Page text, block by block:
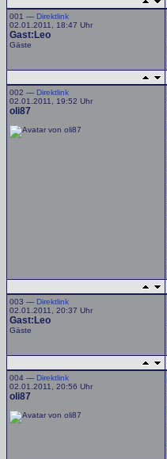
001 — Direktlink
02.01.2011, 18:47 Uhr
Gast:Leo
Gäste
002 — Direktlink
02.01.2011, 19:52 Uhr
oli87
003 — Direktlink
02.01.2011, 20:37 Uhr
Gast:Leo
Gäste
004 — Direktlink
02.01.2011, 20:56 Uhr
oli87